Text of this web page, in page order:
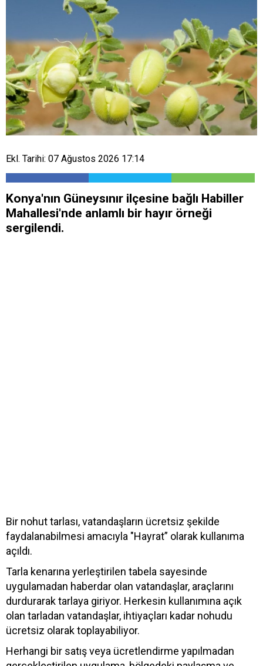
Ekl. Tarihi: 07 Ağustos 2026 17:14
Konya'nın Güneysınır ilçesine bağlı Habiller
Mahallesi'nde anlamlı bir hayır örneği
sergilendi.
Bir nohut tarlası, vatandaşların ücretsiz şekilde
faydalanabilmesi amacıyla "Hayrat” olarak kullanıma
açıldı.
Tarla kenarına yerleştirilen tabela sayesinde
uygulamadan haberdar olan vatandaşlar, araçlarını
durdurarak tarlaya giriyor. Herkesin kullanımına açık
olan tarladan vatandaşlar, ihtiyaçları kadar nohudu
ücretsiz olarak toplayabiliyor.
Herhangi bir satış veya ücretlendirme yapılmadan